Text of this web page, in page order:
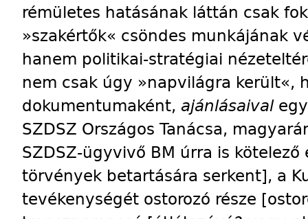
rémületes hatásának láttán csak
»szakértők« csöndes munkájának
hanem politikai-stratégiai
nem csak úgy »napvilágra került«,
dokumentumaként, ajánlásaival
SZDSZ Országos Tanácsa,
SZDSZ-ügyvivő BM úrra is
törvények betartására serkent], a
tevékenységét ostorozó része